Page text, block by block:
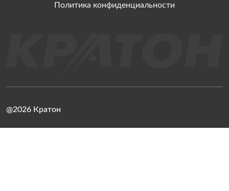
Политика конфиденциальности
@2026 Кратон